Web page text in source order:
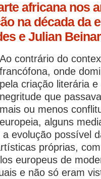
africana nos
na década da
e Julian
Ao contrário do
francófona, onde
pela criação literária
negritude que
mais ou menos
europeia, alguns
evolução possível
próprias,
europeus de
e não só eram